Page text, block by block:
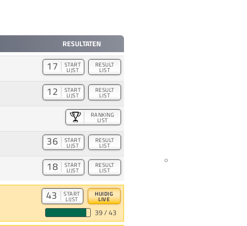
RESULTATEN
17 START
LIJST
RESULT
LIST
12 START
LIJST
RESULT
LIST
RANKING
LIST
36 START
LIJST
RESULT
LIST
18 START
LIJST
RESULT
LIST
43 START
LIJST
HUIDIG
LIVE
39 / 43